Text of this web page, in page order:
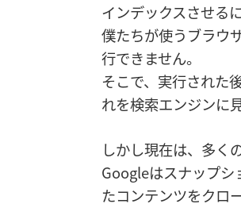
インデックスさせる
僕たちが使うブラウ
行できません。
そこで、実行された
れを検索エンジンに
しかし現在は、多く
Googleはスナップシ
たコンテンツをクロ